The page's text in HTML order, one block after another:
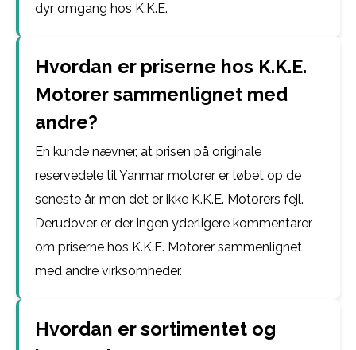
dyr omgang hos K.K.E.
Hvordan er priserne hos K.K.E.
Motorer sammenlignet med
andre?
En kunde nævner, at prisen på originale
reservedele til Yanmar motorer er løbet op de
seneste år, men det er ikke K.K.E. Motorers fejl.
Derudover er der ingen yderligere kommentarer
om priserne hos K.K.E. Motorer sammenlignet
med andre virksomheder.
Hvordan er sortimentet og